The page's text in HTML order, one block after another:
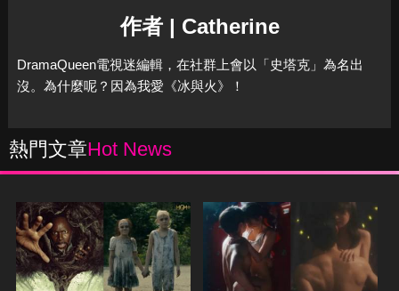
作者 | Catherine
DramaQueen電視迷編輯，在社群上會以「史塔克」為名出
沒。為什麼呢？因為我愛《冰與火》！
熱門文章Hot News